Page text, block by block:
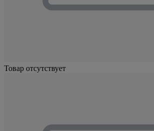
Товар отсутствует